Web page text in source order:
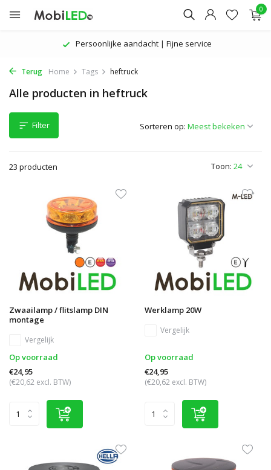
0
De nieuwste producten | Aantrekkelijke
Terug Home Tags heftruck
Alle producten in heftruck
Filter
23 producten Toon:
Sorteren op:
Zwaailamp / flitslamp DIN
montage
Vergelijk
Op voorraad
€24,95
(€20,62 excl. BTW)
Werklamp 20W
Vergelijk
Op voorraad
€24,95
(€20,62 excl. BTW)